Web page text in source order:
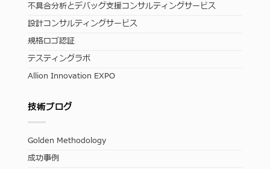
不具合分析とデバッグ支援コンサルティングサービス
設計コンサルティングサービス
規格ロゴ認証
テスティングラボ
Allion Innovation EXPO
技術ブログ
Golden Methodology
成功事例